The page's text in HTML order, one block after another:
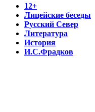
12+
Лицейские беседы
Русский Север
Литература
История
И.С.Фрадков